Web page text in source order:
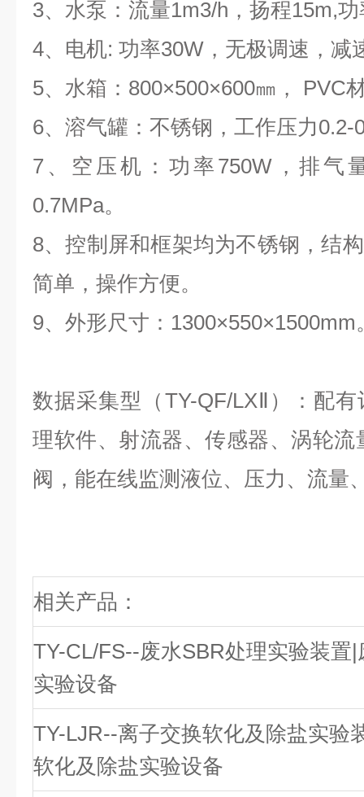
3、水泵：流量1m3/h，扬程15m,
4、电机: 功率30W，无极调速，减
5、水箱：800×500×600㎜， PVC
6、溶气罐：不锈钢，工作压力0.2-
7、空压机：功率750W，排气
0.7MPa。
8、控制屏和框架均为不锈钢，结
简单，操作方便。
9、外形尺寸：1300×550×1500mm
数据采集型（TY-QF/LXⅡ）：配
理软件、射流器、传感器、涡轮
阀，能在线监测液位、压力、流量
相关产品：
TY-CL/FS--废水SBR处理实验装置
实验设备
TY-LJR--离子交换软化及除盐实验
软化及除盐实验设备